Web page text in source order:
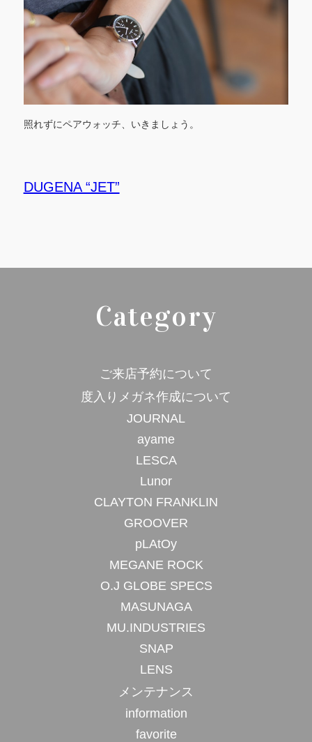
照れずにペアウォッチ、いきましょう。
DUGENA “JET”
Category
ご来店予約について
度入りメガネ作成について
JOURNAL
ayame
LESCA
Lunor
CLAYTON FRANKLIN
GROOVER
pLAtOy
MEGANE ROCK
O.J GLOBE SPECS
MASUNAGA
MU.INDUSTRIES
SNAP
LENS
メンテナンス
information
favorite